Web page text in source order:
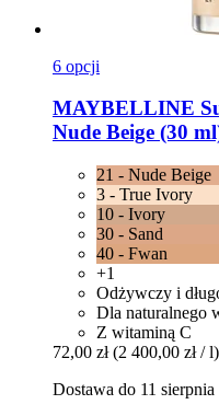
6 opcji
MAYBELLINE
Nude Beige (30
21 - Nude Beige
3 - True Ivory
10 - Ivory
30 - Sand
40 - Fwan
+1
Odżywczy i
Dla naturalnego
Z witaminą C
72,00 zł (2 400,00 zł / l)
Dostawa do 11 sierpnia